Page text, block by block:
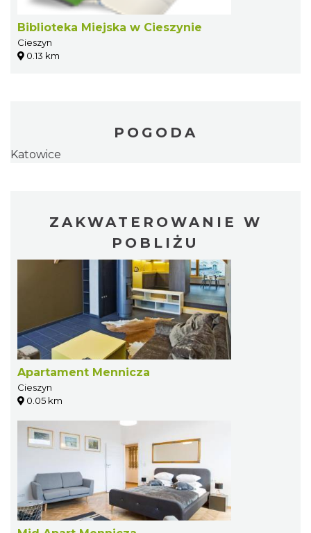
Biblioteka Miejska w Cieszynie
Cieszyn
0.13 km
POGODA
Katowice
ZAKWATEROWANIE W
POBLIŻU
Apartament Mennicza
Cieszyn
0.05 km